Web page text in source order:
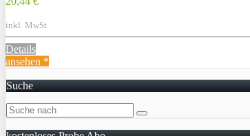
inkl. MwSt.
Details
ansehen *
Suche